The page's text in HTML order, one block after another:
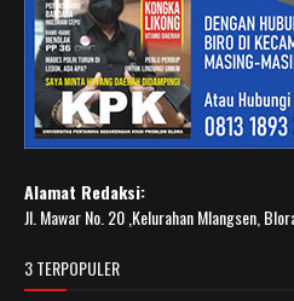
Alamat Redaksi:
Jl. Mawar No. 20 ,Kelurahan Mlangsen,
3 TERPOPULER